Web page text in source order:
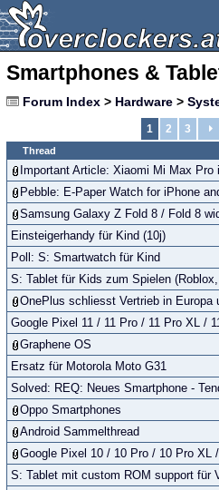
Smartphones &
Forum Index > Hardware >
1 2 3
Thread
Important Article: Xiaomi Mi Max Pro
Pebble: E-Paper Watch for iPhone
Samsung Galaxy Z Fold 8 / Fold 8
Einsteigerhandy für Kind (10j)
Poll: S: Smartwatch für Kind
S: Tablet für Kids zum Spielen
OnePlus schliesst Vertrieb in Europa
Google Pixel 11 / 11 Pro / 11 Pro XL /
Graphene OS
Ersatz für Motorola Moto G31
Solved: REQ: Neues Smartphone -
Oppo Smartphones
Android Sammelthread
Google Pixel 10 / 10 Pro / 10 Pro XL
S: Tablet mit custom ROM support für